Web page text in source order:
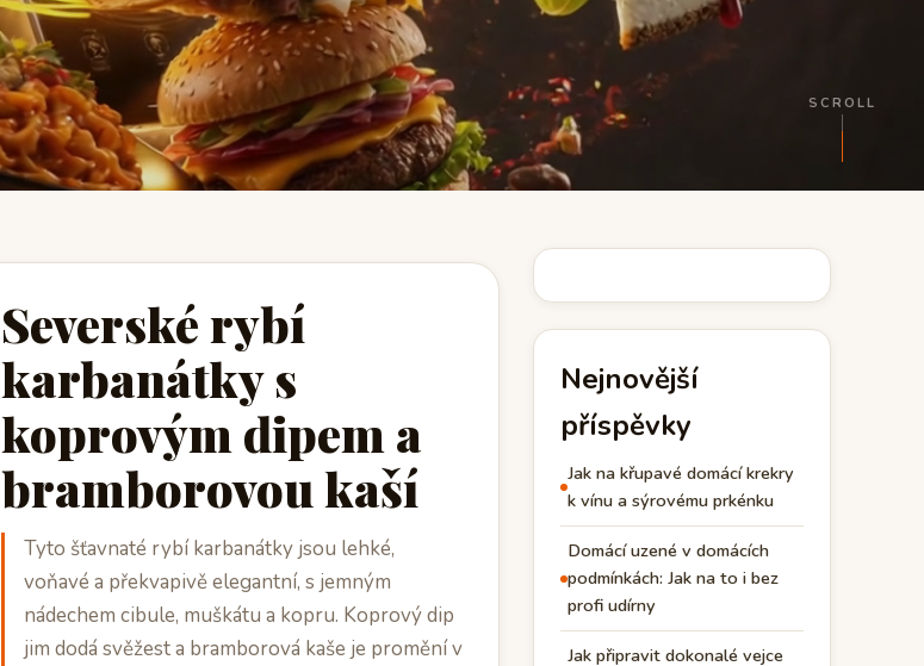
SCROLL
Severské rybí
karbanátky s
koprovým dipem a
bramborovou kaší
Tyto šťavnaté rybí karbanátky jsou lehké,
voňavé a překvapivě elegantní, s jemným
nádechem cibule, muškátu a kopru. Koprový dip
jim dodá svěžest a bramborová kaše je promění v
Nejnovější
příspěvky
Jak na křupavé domácí krekry
k vínu a sýrovému prkénku
Domácí uzené v domácích
podmínkách: Jak na to i bez
profi udírny
Jak připravit dokonalé vejce